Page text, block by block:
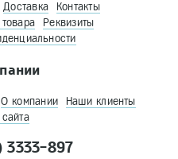
Доставка
Контакты
Реквизиты
О компании
Наши клиенты
3333-897